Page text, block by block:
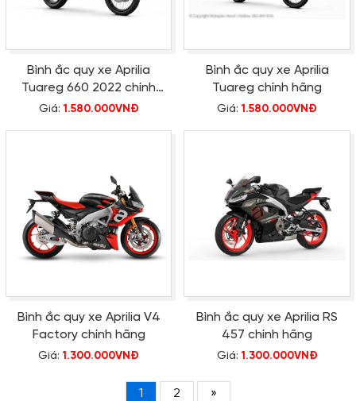
Bình ắc quy xe Aprilia
Tuareg 660 2022 chính
hãng
Giá:1.580.000VNĐ
Bình ắc quy xe Aprilia
Tuareg chính hãng
Giá:1.580.000VNĐ
Bình ắc quy xe Aprilia V4
Factory chính hãng
Giá:1.300.000VNĐ
Bình ắc quy xe Aprilia RS
457 chính hãng
Giá:1.300.000VNĐ
1 2 »